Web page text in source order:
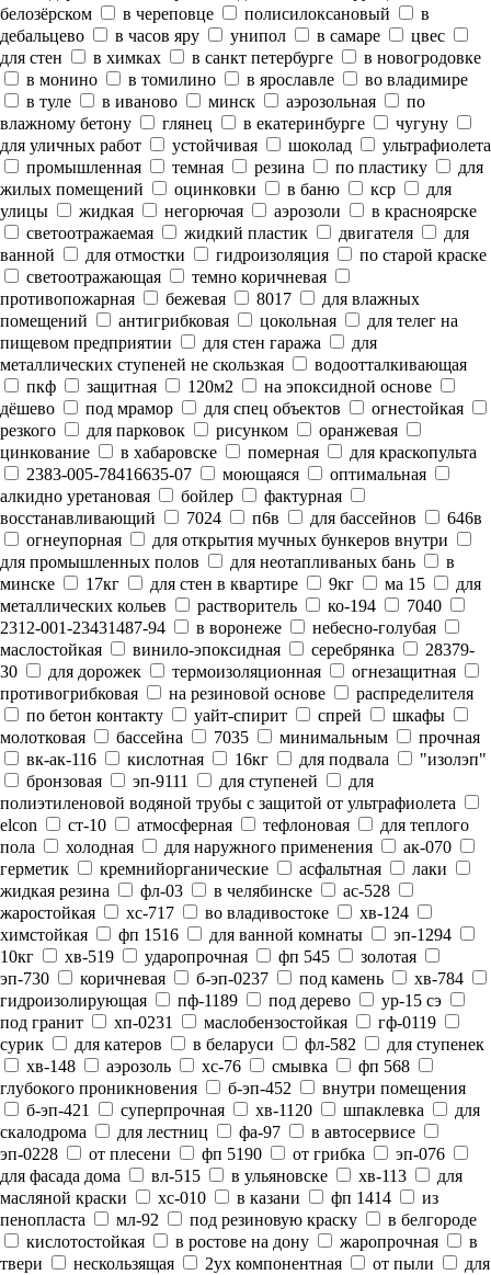
белозёрском
в череповце полисилоксановый
в
дебальцево
в часов яру унипол в самаре
цвес
для стен
в химках в санкт петербурге
в новогродовке
в монино
в томилино в ярославле
во владимире
в туле
в иваново минск аэрозольная
по
влажному бетону
глянец в екатеринбурге
чугуну
для уличных работ
устойчивая шоколад
ультрафиолета
промышленная
темная резина по пластику
для
жилых помещений
оцинковки в баню кср
для
улицы
жидкая негорючая аэрозоли
в красноярске
светоотражаемая
жидкий пластик двигателя
для
ванной
для отмостки гидроизоляция
по старой краске
светоотражающая
темно коричневая
противопожарная
бежевая 8017
для влажных
помещений
антигрибковая цокольная
для телег на
пищевом предприятии
для стен гаража
для
металлических ступеней не скользкая
водоотталкивающая
пкф
защитная 120м2
на эпоксидной основе
дёшево
под мрамор для спец объектов
огнестойкая
резкого
для парковок рисунком
оранжевая
цинкование
в хабаровске померная
для краскопульта
2383-005-78416635-07
моющаяся
оптимальная
алкидно уретановая
бойлер
фактурная
восстанавливающий
7024 п6в для бассейнов
646в
огнеупорная
для открытия мучных бункеров внутри
для промышленных полов
для неотапливаных бань
в
минске
17кг для стен в квартире 9кг ма 15
для
металлических кольев
растворитель ко-194
7040
2312-001-23431487-94
в воронеже
небесно-голубая
маслостойкая
винило-эпоксидная серебрянка
28379-
30
для дорожек термоизоляционная
огнезащитная
противогрибковая
на резиновой основе
распределителя
по бетон контакту
уайт-спирит спрей
шкафы
молотковая
бассейна 7035 минимальным
прочная
вк-ак-116
кислотная 16кг для подвала
"изолэп"
бронзовая
эп-9111 для ступеней
для
полиэтиленовой водяной трубы с защитой от ультрафиолета
elcon
ст-10 атмосферная тефлоновая
для теплого
пола
холодная для наружного применения
ак-070
герметик
кремнийорганические асфальтная
лаки
жидкая резина
фл-03 в челябинске
ас-528
жаростойкая
хс-717 во владивостоке
хв-124
химстойкая
фп 1516 для ванной комнаты
эп-1294
10кг
хв-519 ударопрочная фп 545
золотая
эп-730
коричневая б-эп-0237 под камень
хв-784
гидроизолирующая
пф-1189 под дерево
ур-15 сэ
под гранит
хп-0231 маслобензостойкая
гф-0119
сурик
для катеров в беларуси фл-582
для ступенек
хв-148
аэрозоль хс-76 смывка
фп 568
глубокого проникновения
б-эп-452
внутри помещения
б-эп-421
суперпрочная хв-1120 шпаклевка
для
скалодрома
для лестниц фа-97
в автосервисе
эп-0228
от плесени фп 5190 от грибка
эп-076
для фасада дома
вл-515 в ульяновске хв-113
для
масляной краски
хс-010 в казани фп 1414
из
пенопласта
мл-92 под резиновую краску
в белгороде
кислотостойкая
в ростове на дону жаропрочная
в
твери
нескользящая 2ух компонентная от пыли
для